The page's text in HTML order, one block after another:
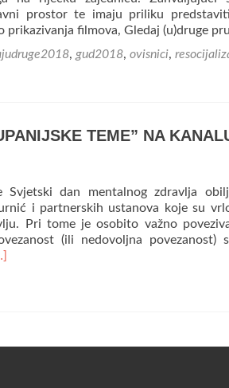
prostor te imaju priliku
filmova, Gledaj (u)druge
, gud2018, ovisnici,
TEME” NA
dan mentalnog zdravlja
i partnerskih ustanova koje su
Pri tome je osobito važno
(ili nedovoljna povezanost)